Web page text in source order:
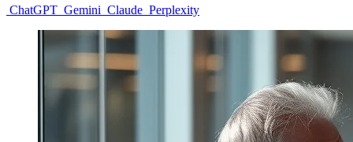
ChatGPT Gemini Claude Perplexity